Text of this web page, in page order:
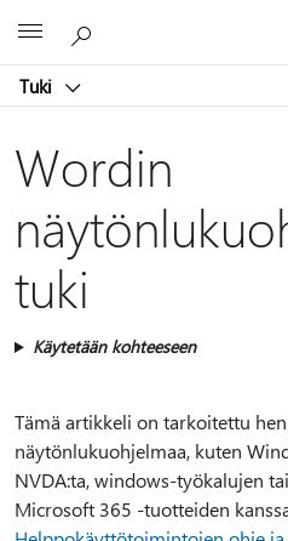
Tuki
Wordin
tuki
Käytetään kohteeseen
Tämä artikkeli on tarkoitettu
näytönlukuohjelmaa, kuten
NVDA:ta, windows-työkalujen
Microsoft 365 -tuotteiden